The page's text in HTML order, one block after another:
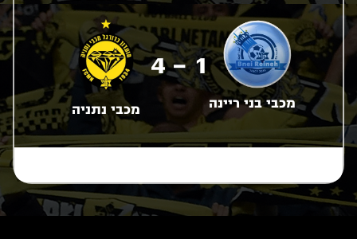
מכבי בני ריינה
1 - 4
מכבי נתניה